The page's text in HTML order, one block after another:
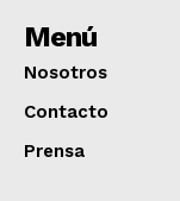
Menú
Nosotros
Contacto
Prensa